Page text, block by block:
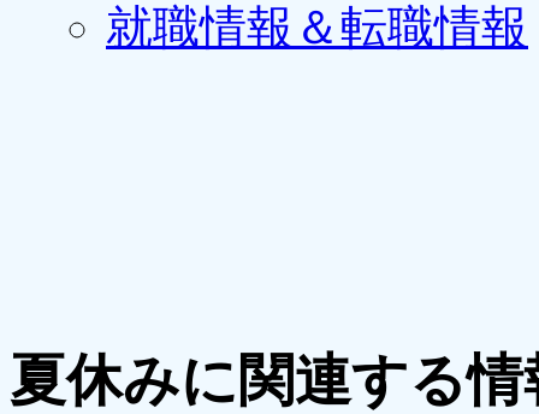
就職情報＆転職情報
夏休みに関連する情